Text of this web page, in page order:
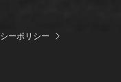
ーポリシー